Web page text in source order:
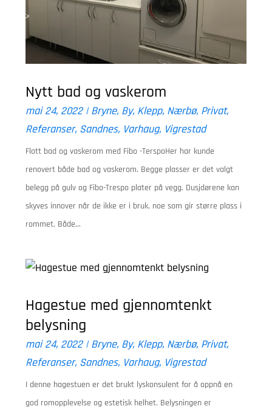
Nytt bad og vaskerom
mai 24, 2022|Bryne, By, Klepp, Nærbø, Privat,
Referanser, Sandnes, Varhaug, Vigrestad
Flott bad og vaskerom med Fibo -TerspoHer har kunde
renovert både bad og vaskerom. Begge plasser er det valgt
belegg på gulv og Fibo-Trespo plater på vegg. Dusjdørene kan
skyves innover når de ikke er i bruk, noe som gir større plass i
rommet. Både...
Hagestue med gjennomtenkt
belysning
mai 24, 2022|Bryne, By, Klepp, Nærbø, Privat,
Referanser, Sandnes, Varhaug, Vigrestad
I denne hagestuen er det brukt lyskonsulent for å oppnå en
god romopplevelse og estetisk helhet. Belysningen er